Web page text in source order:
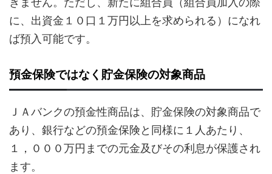
に、出資金１０口１万円以上を求められる）になれ
ば預入可能です。
預金保険ではなく貯金保険の対象商品
ＪＡバンクの預金性商品は、貯金保険の対象商品で
あり、銀行などの預金保険と同様に１人あたり、
１，０００万円までの元金及びその利息が保護され
ます。